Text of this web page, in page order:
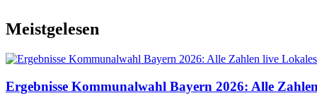
Meistgelesen
Lokales
Ergebnisse Kommunalwahl Bayern 2026: Alle